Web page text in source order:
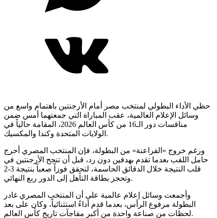
حظي الأداء البطولي لمنتخب مصر أمام الأرجنتين باهتمام واسع من
وسائل الإعلام العالمية، عقب المباراة التي جمعتهما أمس ضمن
منافسات دور الـ16 من كأس العالم 2026، المقامة حالياً في
الولايات المتحدة وكندا والمكسيك.
ورغم خروج «الفراعنة» من البطولة، فإن المنتخب المصري أحرج
حامل اللقب بعدما تقدم بهدفين دون رد، قبل أن تنجح الأرجنتين في
قلب النتيجة خلال الدقائق الحاسمة، لتحقق فوزاً صعباً بنتيجة 3-2
وتحجز بطاقة التأهل إلى الدور ربع النهائي.
وأجمعت وسائل إعلام عالمية على أن المنتخب المصري غادر
البطولة مرفوع الرأس، بعدما قدم أداءً استثنائياً، وكان على بعد
لحظات من صناعة واحدة من أكبر مفاجآت تاريخ كأس العالم.